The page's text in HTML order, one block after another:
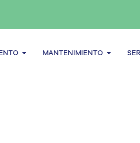
Abrir almacenamiento
MANTENIMIENTO Abrir